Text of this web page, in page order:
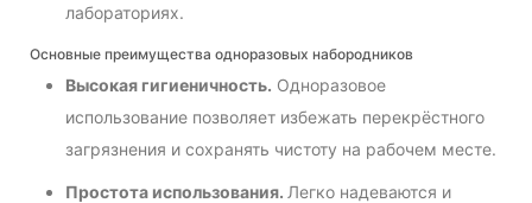
лабораториях.
Основные преимущества одноразовых набородников
Высокая гигиеничность. Одноразовое
использование позволяет избежать перекрёстного
загрязнения и сохранять чистоту на рабочем месте.
Простота использования. Легко надеваются и